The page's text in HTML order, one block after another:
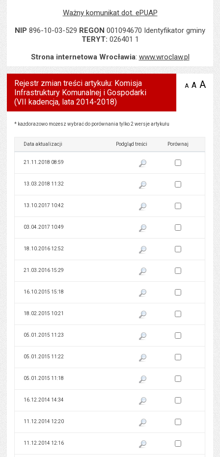
Ważny komunikat dot. ePUAP
NIP 896-10-03-529 REGON 001094670 Identyfikator gminy
TERYT: 026401 1
Strona internetowa Wrocławia: www.wroclaw.pl
Rejestr zmian treści artykułu: Komisja
Infrastruktury Komunalnej i Gospodarki
(VII kadencja, lata 2014-2018)
A zmniejsz
A A
Rejestr zmian treści artykułu: Komisja Infrastruktury Komunalnej i Gospodarki (VII
* każdorazowo możesz wybrać do porównania tylko 2 wersje artykułu
Data aktualizacji Podgląd treści Porównaj
21.11.2018 08:59 Pokaż podgląd wersji z dnia
Zaznacz wersję do
13.03.2018 11:32 Pokaż podgląd wersji z dnia
Zaznacz wersję do
13.10.2017 10:42 Pokaż podgląd wersji z dnia
Zaznacz wersję do
03.04.2017 10:49 Pokaż podgląd wersji z dnia
Zaznacz wersję do
18.10.2016 12:52 Pokaż podgląd wersji z dnia
Zaznacz wersję do
21.03.2016 15:29 Pokaż podgląd wersji z dnia
Zaznacz wersję do
16.10.2015 15:18 Pokaż podgląd wersji z dnia
Zaznacz wersję do
18.02.2015 10:21 Pokaż podgląd wersji z dnia
Zaznacz wersję do
05.01.2015 11:23 Pokaż podgląd wersji z dnia
Zaznacz wersję do
05.01.2015 11:22 Pokaż podgląd wersji z dnia
Zaznacz wersję do
05.01.2015 11:18 Pokaż podgląd wersji z dnia
Zaznacz wersję do
16.12.2014 14:34 Pokaż podgląd wersji z dnia
Zaznacz wersję do
11.12.2014 12:20 Pokaż podgląd wersji z dnia
Zaznacz wersję do
11.12.2014 12:16 Pokaż podgląd wersji z dnia
Zaznacz wersję do